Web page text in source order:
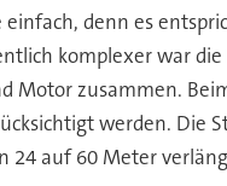
denn es
komplexer war
Motor zusammen.
werden. Die
24 auf 60 Meter